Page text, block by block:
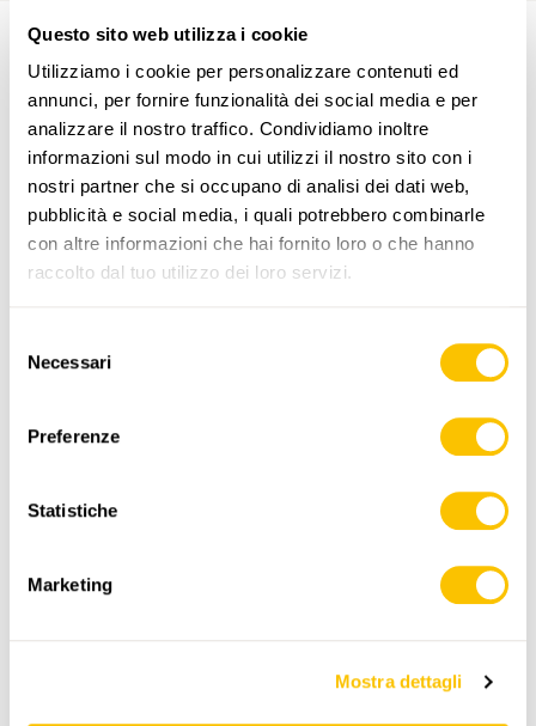
Questo sito web utilizza i cookie
Utilizziamo i cookie per personalizzare contenuti ed
annunci, per fornire funzionalità dei social media e per
analizzare il nostro traffico. Condividiamo inoltre
informazioni sul modo in cui utilizzi il nostro sito con i
nostri partner che si occupano di analisi dei dati web,
pubblicità e social media, i quali potrebbero combinarle
con altre informazioni che hai fornito loro o che hanno
raccolto dal tuo utilizzo dei loro servizi.
delNecessari
Preferenze
Statistiche
Marketing
Mostra dettagli
PERCORSO DELL'ESCURSIONE
Dati:
swisstopo
www.sentieri-svizzeri.ch